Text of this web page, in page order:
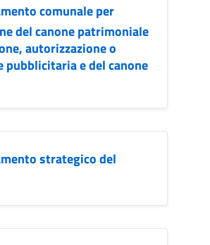
comunale per
del canone patrimoniale
autorizzazione o
pubblicitaria e del canone
strategico del